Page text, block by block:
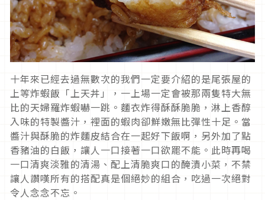
十年來已經去過無數次的我們一定要介紹的是尾張屋的
上等炸蝦飯「上天丼」，一上場一定會被那兩隻特大無
比的天婦羅炸蝦嚇一跳。麵衣炸得酥酥脆脆，淋上香醇
入味的特製醬汁，裡面的蝦肉卻鮮嫩無比彈性十足。當
醬汁與酥脆的炸麵皮結合在一起好下飯啊，另外加了點
香豬油的白飯，讓人一口接著一口欲罷不能。此時再喝
一口清爽淡雅的清湯、配上清脆爽口的醃漬小菜，不禁
讓人讚嘆所有的搭配真是個絕妙的組合，吃過一次絕對
令人念念不忘。